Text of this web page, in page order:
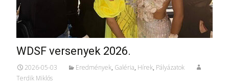
WDSF versenyek 2026.
2026-05-03 Eredmények, Galéria, Hírek, Pályázatok
Terdik Miklós